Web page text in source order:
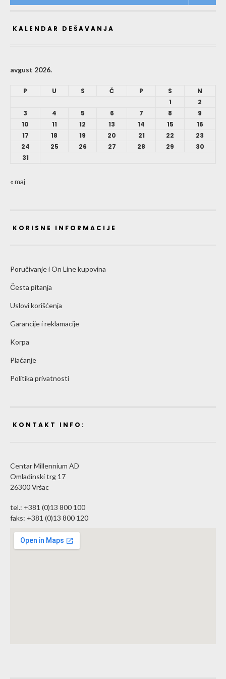
KALENDAR DEŠAVANJA
avgust 2026.
P U S Č P S
N
1
2
3
4 5 6 7 8
9
10
11 12 13 14 15
16
17
18 19 20 21 22
23
24
25 26 27 28 29
30
31
« maj
KORISNE INFORMACIJE
Poručivanje i On Line kupovina
Česta pitanja
Uslovi korišćenja
Garancije i reklamacije
Korpa
Plaćanje
Politika privatnosti
KONTAKT INFO:
Centar Millennium AD
Omladinski trg 17
26300 Vršac
tel.: +381 (0)13 800 100
faks: +381 (0)13 800 120